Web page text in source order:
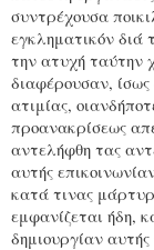
συντρέχουσα
εγκληματικόν διά
την ατυχή ταύτην
διαφέρουσαν,
ατιμίας,
προανακρίσεως
αντελήφθη τας
αυτής
κατά τινας
εμφανίζεται ήδη,
δημιουργίαν